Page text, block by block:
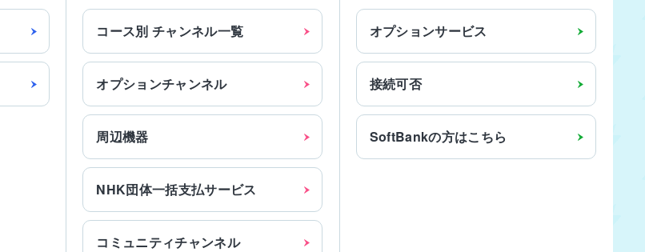
コース別チャンネル一覧
オプションチャンネル
周辺機器
NHK団体一括支払サービス
コミュニティチャンネル
オプションサービス
接続可否
SoftBankの方はこちら